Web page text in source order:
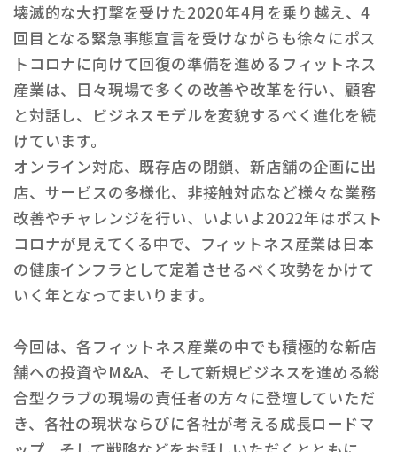
壊滅的な大打撃を受けた2020年4月を乗り越え、4
回目となる緊急事態宣言を受けながらも徐々にポス
トコロナに向けて回復の準備を進めるフィットネス
産業は、日々現場で多くの改善や改革を行い、顧客
と対話し、ビジネスモデルを変貌するべく進化を続
けています。
オンライン対応、既存店の閉鎖、新店舗の企画に出
店、サービスの多様化、非接触対応など様々な業務
改善やチャレンジを行い、いよいよ2022年はポスト
コロナが見えてくる中で、フィットネス産業は日本
の健康インフラとして定着させるべく攻勢をかけて
いく年となってまいります。
今回は、各フィットネス産業の中でも積極的な新店
舗への投資やM&A、そして新規ビジネスを進める総
合型クラブの現場の責任者の方々に登壇していただ
き、各社の現状ならびに各社が考える成長ロードマ